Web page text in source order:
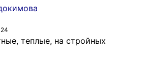
теплые, на стройных